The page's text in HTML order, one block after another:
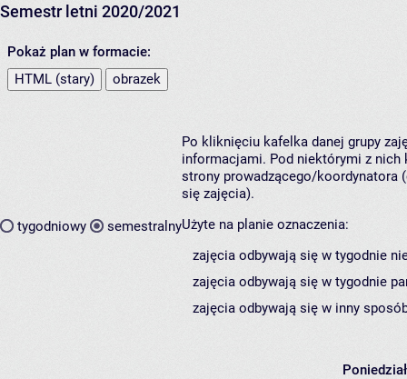
Semestr letni 2020/2021
Pokaż plan w formacie:
HTML (stary)
obrazek
tygodniowy semestralny
Po kliknięciu kafelka danej grupy
informacjami. Pod niektórymi z nich
strony prowadzącego/koordynatora
się zajęcia).
Użyte na planie oznaczenia:
zajęcia odbywają się w tygodnie
zajęcia odbywają się w tygodnie
zajęcia odbywają się w inny